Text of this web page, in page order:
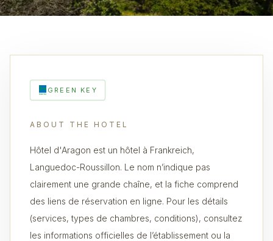
GREEN KEY
ABOUT THE HOTEL
Hôtel d'Aragon est un hôtel à Frankreich,
Languedoc-Roussillon. Le nom n’indique pas
clairement une grande chaîne, et la fiche comprend
des liens de réservation en ligne. Pour les détails
(services, types de chambres, conditions), consultez
les informations officielles de l’établissement ou la